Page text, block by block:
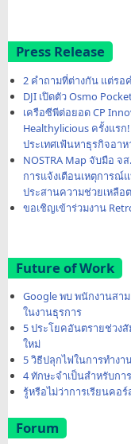
Press Release
2 คำถามที่ต่างกัน แต่รอ
DJI เปิดตัว Osmo
เครือซีพีต่อยอด CP
Healthylicious ครั้งแร
ประเทศเฟ้นหาธุรกิจอา
NOSTRA Map จับมือ จ
การแจ้งเตือนเหตุการณ์
ประสานความช่วยเหลือ
ขอเชิญเข้าร่วมงาน
Future of Work
Google พบ พนักงานสา
ในงานธุรการ
5 ประโยคอันตรายช่วง
ใหม่
5 วิธีปลุกไฟในการทำง
4 ทักษะจำเป็นสำหรับกา
รู้หรือไม่ว่าการเรียนคอ
Forum